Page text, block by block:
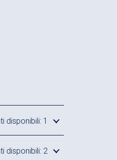
bordo di
ed alla
disponibili: 1
disponibili: 2